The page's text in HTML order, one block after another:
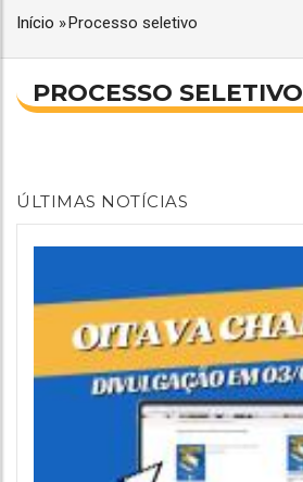
TRILHA
DE
NAVEGAÇÃO
Início »Processo seletivo
PROCESSO SELETIVO
NAVEGAÇÃO
PRINCIPAL
ÚLTIMAS NOTÍCIAS